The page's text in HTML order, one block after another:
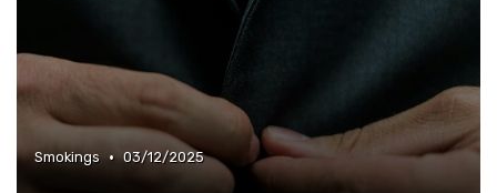
Smokings • 03/12/2025